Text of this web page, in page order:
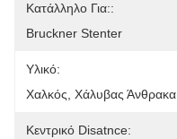
Κατάλληλο Για::
Bruckner Stenter
Υλικό:
Χαλκός, Χάλυβας Άνθρακα
Κεντρικό Disatnce: